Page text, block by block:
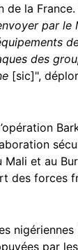
de la France.
par le
des
[sic]",
Mali et au
des forces
nigériennes
par